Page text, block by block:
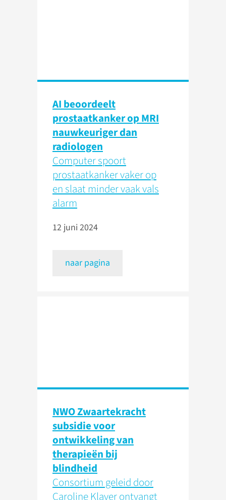
AI beoordeelt
prostaatkanker op MRI
nauwkeuriger dan
radiologen
Computer spoort
prostaatkanker vaker op
en slaat minder vaak vals
alarm
12 juni 2024
naar pagina
NWO Zwaartekracht
subsidie voor
ontwikkeling van
therapieën bij
blindheid
Consortium geleid door
Caroline Klaver ontvangt